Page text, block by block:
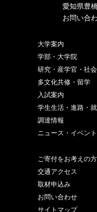
愛知県豊
お問い合
大学案内
学部・大学院
研究・産学官・社
多文化共修・留学
入試案内
学生生活・進路・
調達情報
ニュース・イベント
ご寄付をお考えの方
交通アクセス
取材申込み
お問い合わせ
サイトマップ